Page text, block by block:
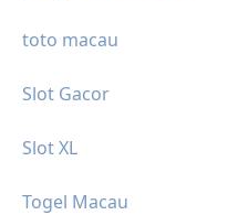
toto macau
Slot Gacor
Slot XL
Togel Macau